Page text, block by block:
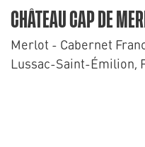
CHÂTEAU CAP DE
Merlot - Cabernet
Lussac-Saint-Émilion,